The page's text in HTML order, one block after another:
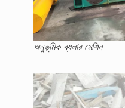
অনুভূমিক ব্যলার মেশিন